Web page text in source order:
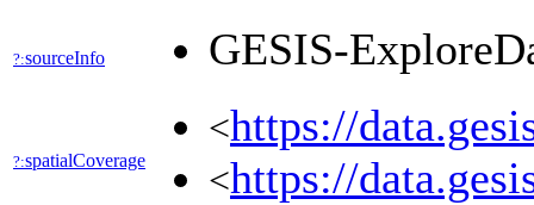
?:sourceInfo GESIS-
?:spatialCoverage
<https://
<https://